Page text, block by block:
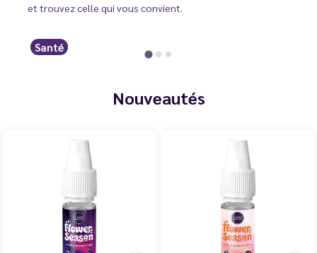
et trouvez celle qui vous convient.
Santé
Nouveautés